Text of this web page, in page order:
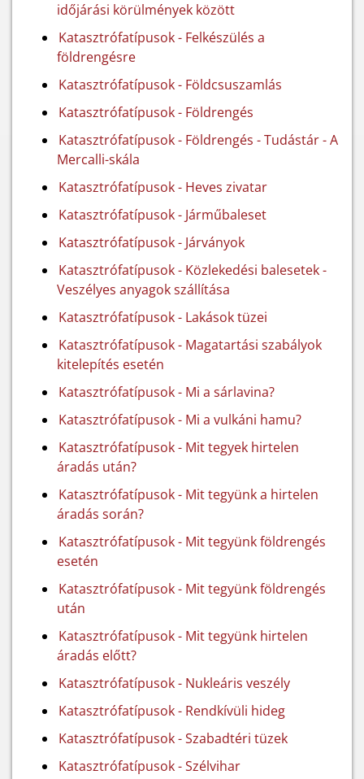
időjárási körülmények között
Katasztrófatípusok - Felkészülés a
földrengésre
Katasztrófatípusok - Földcsuszamlás
Katasztrófatípusok - Földrengés
Katasztrófatípusok - Földrengés - Tudástár - A
Mercalli-skála
Katasztrófatípusok - Heves zivatar
Katasztrófatípusok - Járműbaleset
Katasztrófatípusok - Járványok
Katasztrófatípusok - Közlekedési balesetek -
Veszélyes anyagok szállítása
Katasztrófatípusok - Lakások tüzei
Katasztrófatípusok - Magatartási szabályok
kitelepítés esetén
Katasztrófatípusok - Mi a sárlavina?
Katasztrófatípusok - Mi a vulkáni hamu?
Katasztrófatípusok - Mit tegyek hirtelen
áradás után?
Katasztrófatípusok - Mit tegyünk a hirtelen
áradás során?
Katasztrófatípusok - Mit tegyünk földrengés
esetén
Katasztrófatípusok - Mit tegyünk földrengés
után
Katasztrófatípusok - Mit tegyünk hirtelen
áradás előtt?
Katasztrófatípusok - Nukleáris veszély
Katasztrófatípusok - Rendkívüli hideg
Katasztrófatípusok - Szabadtéri tüzek
Katasztrófatípusok - Szélvihar